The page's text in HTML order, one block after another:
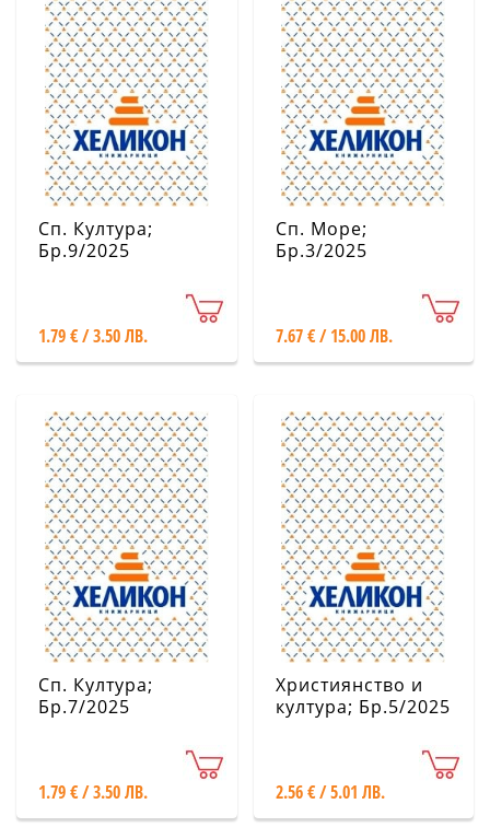
Сп. Култура;
Бр.9/2025
1.79 € / 3.50 ЛВ.
Сп. Море;
Бр.3/2025
7.67 € / 15.00 ЛВ.
Сп. Култура;
Бр.7/2025
1.79 € / 3.50 ЛВ.
Християнство и
култура; Бр.5/2025
2.56 € / 5.01 ЛВ.